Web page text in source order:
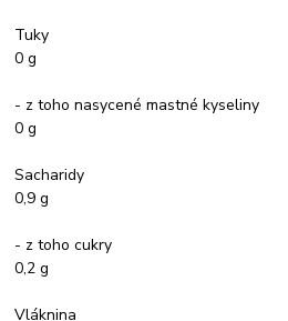
Tuky
0 g
- z toho nasycené mastné kyseliny
0 g
Sacharidy
0,9 g
- z toho cukry
0,2 g
Vláknina